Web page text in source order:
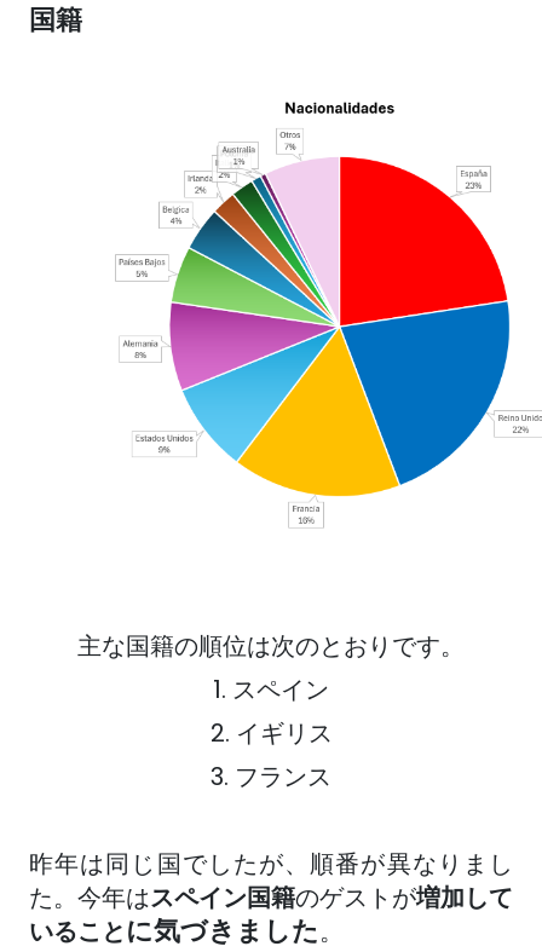
国籍
主な国籍の順位は次のとおりです。
1. スペイン
2. イギリス
3. フランス
昨年は同じ国でしたが、順番が異なりまし
た。今年はスペイン国籍のゲストが増加して
いることに気づきました。